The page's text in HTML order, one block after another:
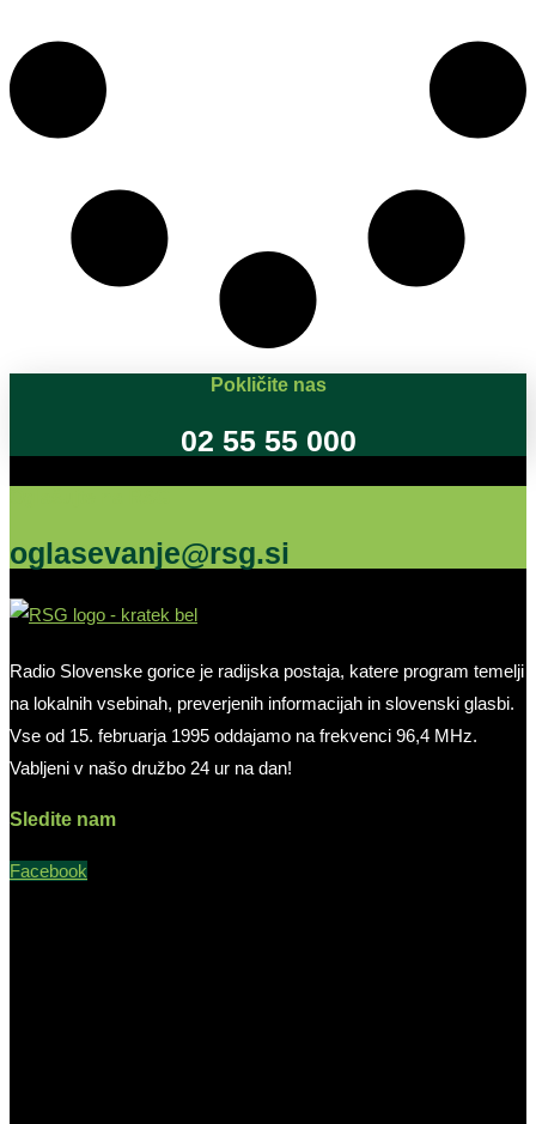
Pokličite nas
02 55 55 000
oglasevanje@rsg.si
Radio Slovenske gorice je radijska postaja, katere program temelji
na lokalnih vsebinah, preverjenih informacijah in slovenski glasbi.
Vse od 15. februarja 1995 oddajamo na frekvenci 96,4 MHz.
Vabljeni v našo družbo 24 ur na dan!
Sledite nam
Facebook